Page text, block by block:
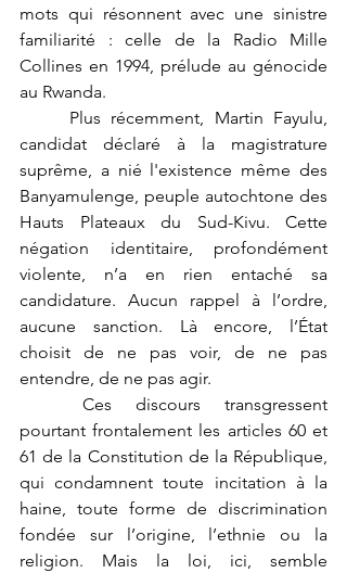
mots qui résonnent avec une sinistre
familiarité : celle de la Radio Mille
Collines en 1994, prélude au génocide
au Rwanda.
candidat déclaré à la magistrature
suprême, a nié l'existence même des
Banyamulenge, peuple autochtone des
Hauts Plateaux du Sud-Kivu. Cette
négation identitaire, profondément
violente, n’a en rien entaché sa
candidature. Aucun rappel à l’ordre,
aucune sanction. Là encore, l’État
choisit de ne pas voir, de ne pas
entendre, de ne pas agir.
pourtant frontalement les articles 60 et
61 de la Constitution de la République,
qui condamnent toute incitation à la
haine, toute forme de discrimination
fondée sur l’origine, l’ethnie ou la
religion. Mais la loi, ici, semble